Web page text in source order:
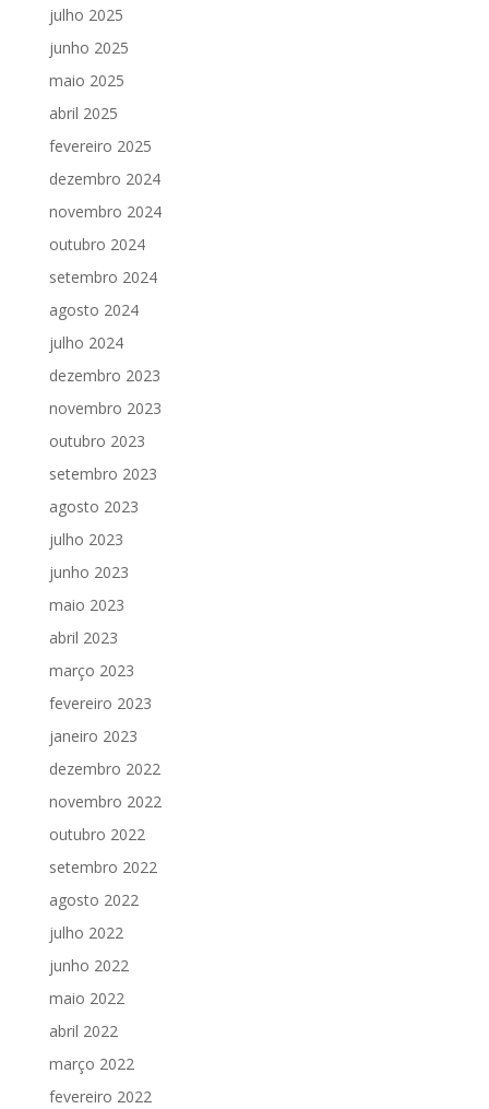
julho 2025
junho 2025
maio 2025
abril 2025
fevereiro 2025
dezembro 2024
novembro 2024
outubro 2024
setembro 2024
agosto 2024
julho 2024
dezembro 2023
novembro 2023
outubro 2023
setembro 2023
agosto 2023
julho 2023
junho 2023
maio 2023
abril 2023
março 2023
fevereiro 2023
janeiro 2023
dezembro 2022
novembro 2022
outubro 2022
setembro 2022
agosto 2022
julho 2022
junho 2022
maio 2022
abril 2022
março 2022
fevereiro 2022